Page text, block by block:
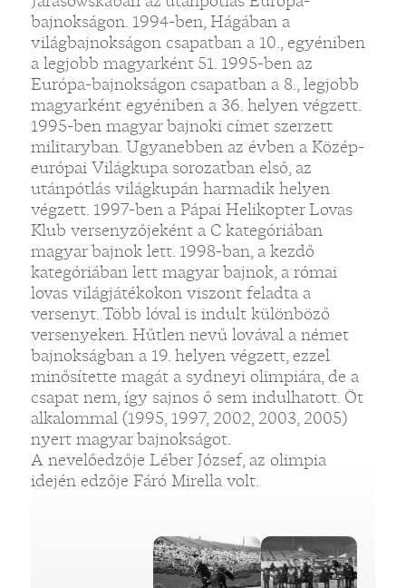
bajnokságon. 1994-ben, Hágában a
világbajnokságon csapatban a 10., egyéniben
a legjobb magyarként 51. 1995-ben az
Európa-bajnokságon csapatban a 8., legjobb
magyarként egyéniben a 36. helyen végzett.
1995-ben magyar bajnoki címet szerzett
militaryban. Ugyanebben az évben a Közép-
európai Világkupa sorozatban első, az
utánpótlás világkupán harmadik helyen
végzett. 1997-ben a Pápai Helikopter Lovas
Klub versenyzőjeként a C kategóriában
magyar bajnok lett. 1998-ban, a kezdő
kategóriában lett magyar bajnok, a római
lovas világjátékokon viszont feladta a
versenyt. Több lóval is indult különböző
versenyeken. Hűtlen nevű lovával a német
bajnokságban a 19. helyen végzett, ezzel
minősítette magát a sydneyi olimpiára, de a
csapat nem, így sajnos ő sem indulhatott. Öt
alkalommal (1995, 1997, 2002, 2003, 2005)
nyert magyar bajnokságot.
A nevelőedzője Léber József, az olimpia
idején edzője Fáró Mirella volt.